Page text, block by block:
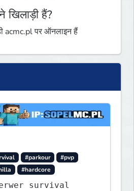
खिलाड़ी हैं?
पर ऑनलाइन हैं
#parkour
#pvp
#hardcore
survival